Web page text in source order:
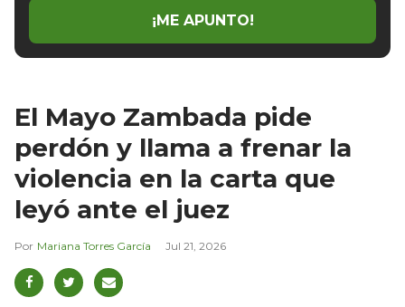
¡ME APUNTO!
El Mayo Zambada pide
perdón y llama a frenar la
violencia en la carta que
leyó ante el juez
Mariana Torres García Jul 21, 2026